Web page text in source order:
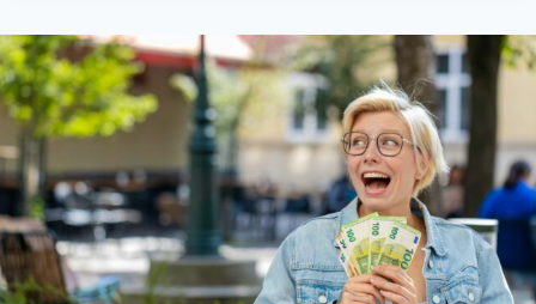
ER
SICH
NICHT
TRAUT,
SICH
IN
DICH
ZU
VERLIEBEN